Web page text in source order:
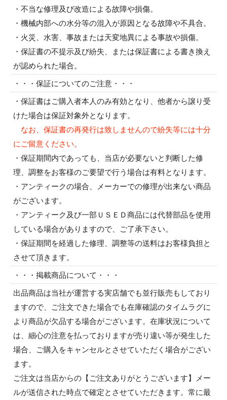
・不当な修理及び改造による故障や損傷。
・機械内部への水分等の混入が原因となる故障や不具合。
・火災、水害、事故または天変地異による事故や損傷。
・保証書の不提示及び紛失、または保証書による書き換え
が認められた場合。
・・・保証についてのご注意・・・
・保証書はご購入者本人のみ有効となり、他者から譲り受
けた場合は保証対象外となります。
なお、保証書の再発行は致しませんので紛失等には十分
にご留意ください。
・保証期間内であっても、当店が必要ないと判断した修
理、調整をお客様のご要望で行う場合は有料となります。
・アンティークの場合、メーカーでの修理が出来ない商品
がございます。
・アンティーク及び一部ＵＳＥＤ商品には代替部品を使用
している場合がありますので、ご了承下さい。
・保証期間を経過した修理、調整等の送料はお客様負担と
させて頂きます。
・・・掲載商品について・・・
出品商品は当社が運営する実店舗でも並行販売もしており
ますので、ご注文できた場合でも在庫確認のタイムラグに
より商品が欠品する場合がございます。在庫状況について
は、細心の注意を払っておりますが売り違い等が発生した
場合、ご購入をキャンセルとさせていただく場合がござい
ます。
ご注文は当店からの【ご注文ありがとうございます】メー
ルが送信された時点で確定とさせていただきます。常に最